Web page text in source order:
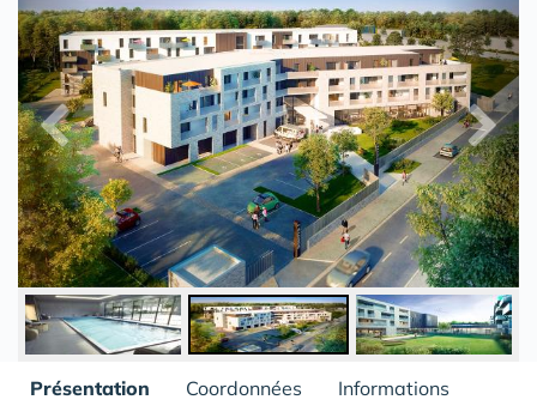
Présentation Coordonnées Informations